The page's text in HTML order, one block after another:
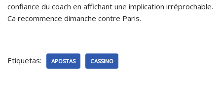
confiance du coach en affichant une implication irréprochable.
Ca recommence dimanche contre Paris.
Etiquetas: APOSTAS CASSINO